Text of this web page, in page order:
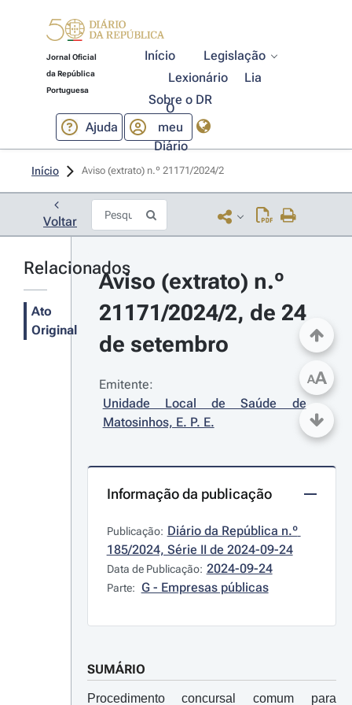
Jornal Oficial
da República
Portuguesa
Início
Legislação
Lexionário
Lia
Sobre o DR
Ajuda
O
meu
Diário
Início Aviso (extrato) n.º 21171/2024/2
Voltar
Relacionados
Ato
Original
Aviso (extrato) n.º
21171/2024/2, de 24
de setembro
Emitente:
Unidade Local de Saúde de
Matosinhos, E. P. E.
Informação da publicação
Publicação: Diário da República n.º
185/2024, Série II de 2024-09-24
Data de Publicação: 2024-09-24
Parte: G - Empresas públicas
SUMÁRIO
Procedimento concursal comum para
AA